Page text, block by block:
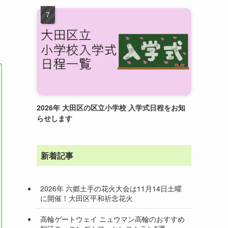
2026年 大田区の区立小学校 入学式日程をお知
らせします
新着記事
2026年 六郷土手の花火大会は11月14日土曜
に開催！大田区平和祈念花火
高輪ゲートウェイ ニュウマン高輪のおすすめ